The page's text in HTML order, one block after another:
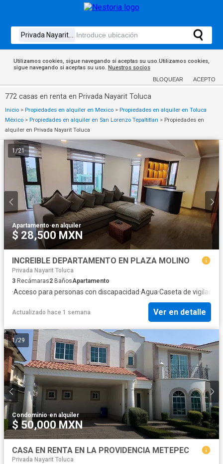
Utilizamos cookies, sigue navegando si aceptas su uso.Utilizamos cookies,
sigue navegando si aceptas su uso. Nuestros socios
BLOQUEAR ACEPTO
772 casas en renta en Privada Nayarit Toluca
Inicio > Propiedades en alquiler en Mexico > Propiedades en alquiler en Toluca
México > Propiedades en alquiler en San Lorenzo Tepaltitlan > Propiedades en
alquiler en Privada Nayarit Toluca
1 /21
Apartamento·en alquiler
$ 28,500 MXN
INCREIBLE DEPARTAMENTO EN PLAZA MOLINO
Privada Nayarit Toluca
3 Recámaras2 BañosApartamento
·Acceso para personas con discapacidad·Agua·Caseta de vigilancia
Actualizado hace 1 semana Ver en detalle
1 /29
Condominio·en alquiler
$ 50,000 MXN
CASA EN RENTA EN LA PROVIDENCIA METEPEC
Privada Nayarit Toluca